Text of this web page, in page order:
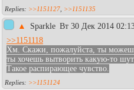
>>1151127 >>1151135
▲ Sparkle Вт 30 Дек 2014
>>1151118
Хм. Скажи, пожалуйста, ты
ты хочешь вытворить какую-то
Такое распирающее чувство.
>>1151124